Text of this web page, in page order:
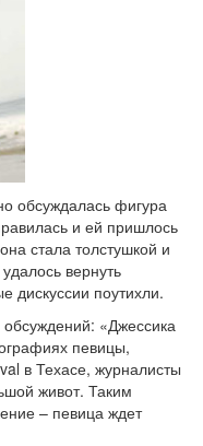
обсуждалась фигура
и ей пришлось
стала толстушкой и
вернуть
дискуссии поутихли.
«Джессика
певицы,
в Техасе, журналисты
живот. Таким
– певица ждет